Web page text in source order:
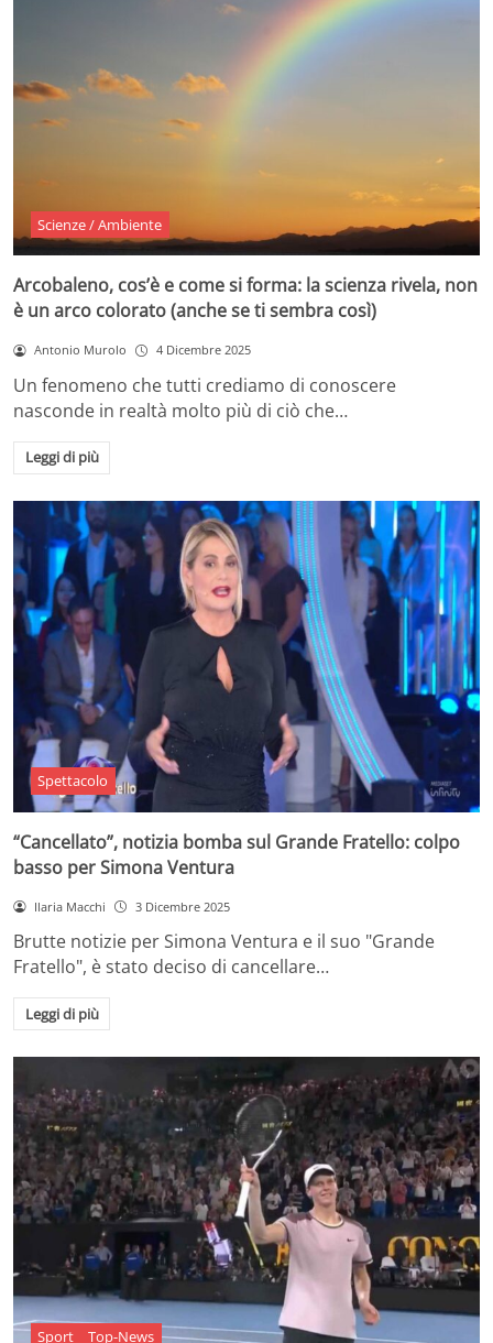
Scienze / Ambiente
Arcobaleno, cos’è e come si forma: la scienza rivela, non
è un arco colorato (anche se ti sembra così)
Antonio Murolo 4 Dicembre 2025
Un fenomeno che tutti crediamo di conoscere
nasconde in realtà molto più di ciò che…
Leggi di più
Spettacolo
“Cancellato”, notizia bomba sul Grande Fratello: colpo
basso per Simona Ventura
Ilaria Macchi 3 Dicembre 2025
Brutte notizie per Simona Ventura e il suo "Grande
Fratello", è stato deciso di cancellare…
Leggi di più
Sport Top-News